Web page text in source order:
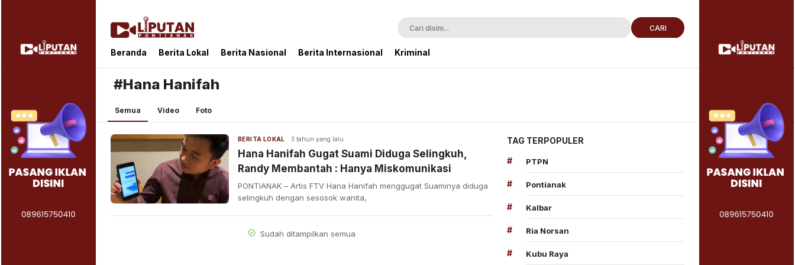
Liputan Pontianak
Berita Terkini dan TerUpdate
CARI
Beranda Berita Lokal Berita Nasional Berita Internasional Kriminal
#Hana Hanifah
Semua Video Foto
BERITA LOKAL 3 tahun yang lalu
Hana Hanifah Gugat Suami Diduga Selingkuh,
Randy Membantah : Hanya Miskomunikasi
PONTIANAK – Artis FTV Hana Hanifah menggugat Suaminya diduga
selingkuh dengan sesosok wanita,
Sudah ditampilkan semua
TAG TERPOPULER
#
PTPN
# Pontianak
# Kalbar
# Ria Norsan
# Kubu Raya